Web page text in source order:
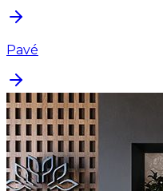
Pavé